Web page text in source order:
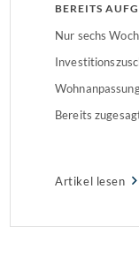
BEREITS
Nur sechs
Bereits
Artikel lesen